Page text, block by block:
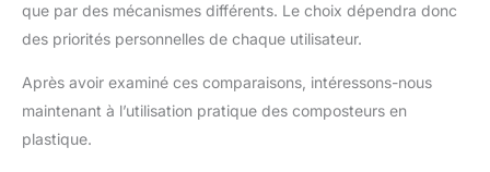
que par des mécanismes différents. Le choix dépendra donc
des priorités personnelles de chaque utilisateur.
Après avoir examiné ces comparaisons, intéressons-nous
maintenant à l’utilisation pratique des composteurs en
plastique.